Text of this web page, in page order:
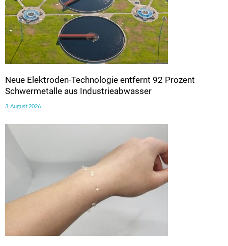
Neue Elektroden-Technologie entfernt 92 Prozent
Schwermetalle aus Industrieabwasser
3. August 2026